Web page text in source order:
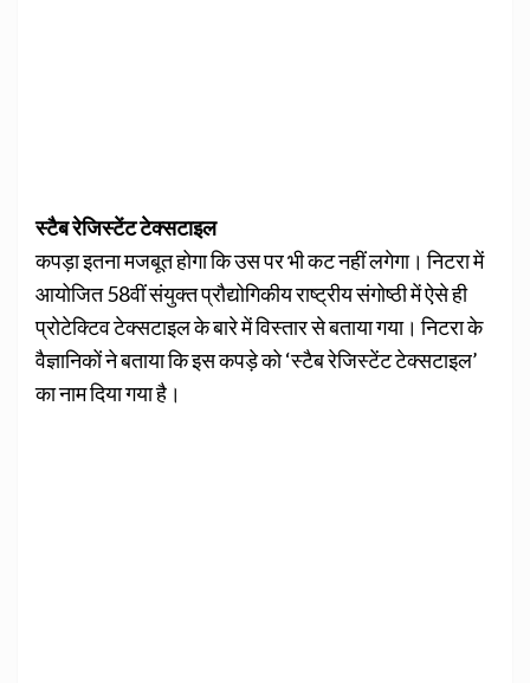
स्टैब रेजिस्टेंट टेक्सटाइल
कपड़ा इतना मजबूत होगा कि उस पर भी कट नहीं लगेगा। निटरा में
आयोजित 58वीं संयुक्त प्रौद्योगिकीय राष्ट्रीय संगोष्ठी में ऐसे ही
प्रोटेक्टिव टेक्सटाइल के बारे में विस्तार से बताया गया। निटरा के
वैज्ञानिकों ने बताया कि इस कपड़े को ‘स्टैब रेजिस्टेंट टेक्सटाइल’
का नाम दिया गया है।